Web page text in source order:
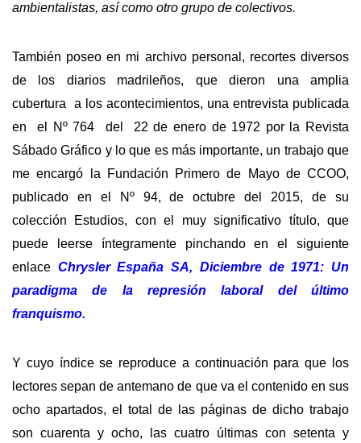
ambientalistas, así como otro grupo de colectivos.
También poseo en mi archivo personal, recortes diversos
de los diarios madrileños, que dieron una amplia
cubertura a los acontecimientos, una entrevista publicada
en el Nº 764 del 22 de enero de 1972 por la Revista
Sábado Gráfico y lo que es más importante, un trabajo que
me encargó la Fundación Primero de Mayo de CCOO,
publicado en el Nº 94, de octubre del 2015, de su
colección Estudios, con el muy significativo título, que
puede leerse íntegramente pinchando en el siguiente
enlace Chrysler España SA, Diciembre de 1971: Un
paradigma de la represión laboral del último
franquismo.
Y cuyo índice se reproduce a continuación para que los
lectores sepan de antemano de que va el contenido en sus
ocho apartados, el total de las páginas de dicho trabajo
son cuarenta y ocho, las cuatro últimas con setenta y